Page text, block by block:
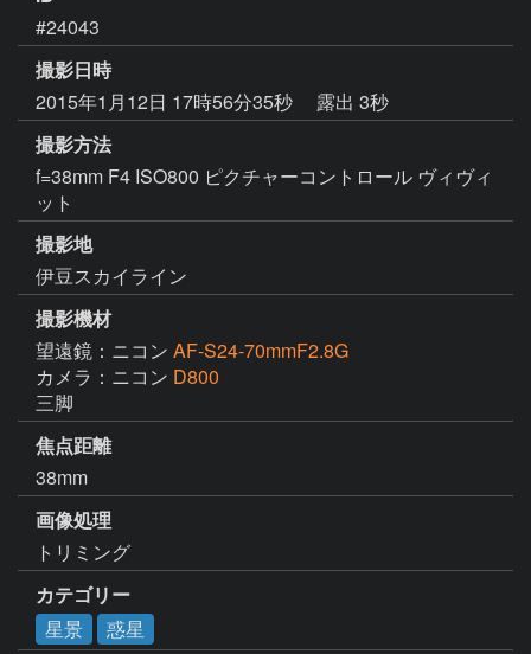
#24043
撮影日時
2015年1月12日 17時56分35秒
露出 3秒
撮影方法
f=38mm F4 ISO800 ピクチャーコントロール ヴィヴィ
ット
撮影地
伊豆スカイライン
撮影機材
望遠鏡：ニコン AF-S24-70mmF2.8G
カメラ：ニコン D800
三脚
焦点距離
38mm
画像処理
トリミング
カテゴリー
星景
惑星